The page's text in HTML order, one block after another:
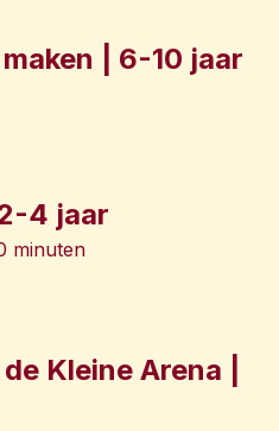
| 6-10 jaar
4 jaar
minuten
Kleine Arena |